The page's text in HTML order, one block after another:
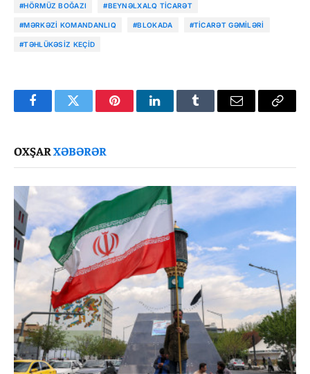
#HÖRMÜZ BOĞAZI #BEYNƏLXALQ TICARƏT
#MƏRKƏZI KOMANDANLIQ #BLOKADA #TICARƏT GƏMILƏRI
#TƏHLÜKƏSIZ KEÇID
FacebookTwitter PinterestLinkedInTumblr Email
Copy
OXŞARXƏBƏRƏR